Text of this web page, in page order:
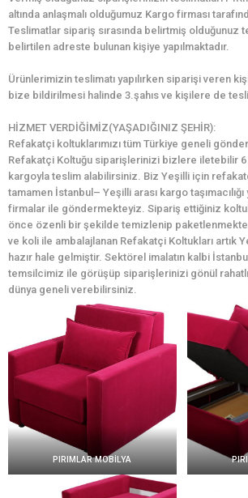
altında anlaşmalı olduğumuz Kargo firması
Teslimatlar sipariş sırasında belirtmiş olduğunuz
belirtilen adreste bulunan kişiye yapılmaktadır.
Ürünlerimizin teslimatı yapılırken siparişi veren
bize bildirilmesi halinde 3.şahıs ve kişilere de
HİZMET VERDİĞİMİZ(YAŞADIĞINIZ ŞEHİR):
Refakatçi koltuklarımızı tüm Türkiye geneli
Refakatçi Koltuğu siparişlerinizi bizlere iletebilir
kargoyla teslim alabilirsiniz. Biz Yeşilli için
tamamen İstanbul– Yeşilli arası kargo
firmalar ile göndermekteyiz. Sipariş ettiğiniz
önce özenli bir şekilde temizlenip
ve koli ile ambalajlanan Refakatçi Koltukları artık
hazır hale gelmiştir. Sektörel imalatın kalbi
temsilcimiz ile görüşüp siparişlerinizi gönül
dünya geneli verebilirsiniz.
PIRIMLAR MOBİLYA